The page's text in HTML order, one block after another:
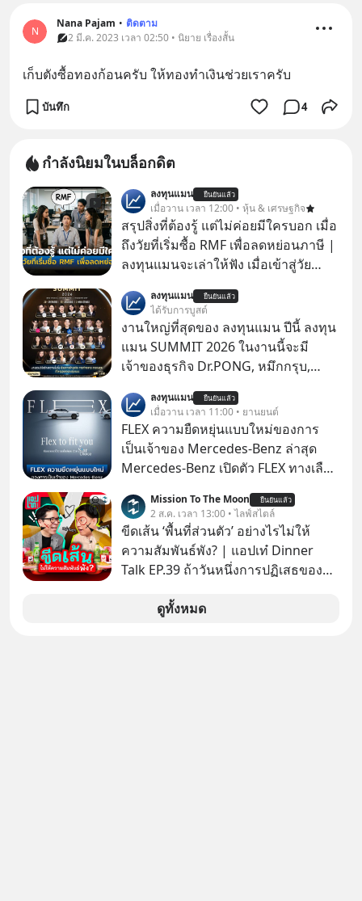
N
Nana​ Pajam • ติดตาม
2 มี.ค. 2023 เวลา 02:50 • นิยาย เรื่องสั้น
เก็บตังซื้อทองก้อนครับ​ ให้ทองทำเงินช่วยเราครับ
บันทึก 4
กำลังนิยมในบล็อกดิต
ลงทุนแมน ยืนยันแล้ว
เมื่อวาน เวลา 12:00 • หุ้น & เศรษฐกิจ
สรุปสิ่งที่ต้องรู้ แต่ไม่ค่อยมีใครบอก เมื่อ
ถึงวัยที่เริ่มซื้อ RMF เพื่อลดหย่อนภาษี |
ลงทุนแมนจะเล่าให้ฟัง เมื่อเข้าสู่วัย
ภาษี หลายคนมักได้รับคำแนะนำให้
ลงทุนใน RMF เพราะนอกจากจะช่วยลด
หย่อนภาษีได้แล้ว ยังเป็นโอกาสในการ
สร้างความมั่งคั่งระยะยาว แต่น้อยคน
นักที่จะลงลึกว่า ถ้าลงทุนใน RMF ควรรู้
อะไรบ้าง ควรดู ตรงไหน ทำอย่างไร ถึง
จะดีกับเรา แล้วเราควรรู้ข้อมูลอะไร
เกี่ยวกับ RMF บ้าง เพื่อให้นำไปใช้ต่อได้
จริง ๆ ลงทุนแมนจะเล่าให้ฟัง
ลงทุนแมน ยืนยันแล้ว
ได้รับการบูสต์
งานใหญ่ที่สุดของ ลงทุนแมน ปีนี้ ลงทุน
แมน SUMMIT 2026 ในงานนี้จะมี
เจ้าของธุรกิจ Dr.PONG, หมึกกรุบ,
Fastwork, MizuMi, KARMART, อิชิตัน
มาแชร์ความรู้การสร้างธุรกิจ
ลงทุนแมน ยืนยันแล้ว
เมื่อวาน เวลา 11:00 • ยานยนต์
FLEX ความยืดหยุ่นแบบใหม่ของการ
เป็นเจ้าของ Mercedes-Benz ล่าสุด
Mercedes-Benz เปิดตัว FLEX ทางเลือก
“Flex to Fit You ยืดได้ตามสไตล์คุณ
ด้วย StarChoice” ตอบโจทย์ Lifestyle
การเป็นเจ้าของรถที่ออกแบบการเงินได้
เอง ครบสัญญาจะผ่อนต่อ คืนรถ หรือ
Mission To The Moon ยืนยันแล้ว
2 ส.ค. เวลา 13:00 • ไลฟ์สไตล์
ขีดเส้น ‘พื้นที่ส่วนตัว’ อย่างไรไม่ให้
ความสัมพันธ์พัง? | แอปเท๋ Dinner
Talk EP.39 ถ้าวันหนึ่งการปฏิเสธของ
ตั้งกำแพงใส่และมองว่าเราเห็นแก่ตัวทั้ง
ดูทั้งหมด